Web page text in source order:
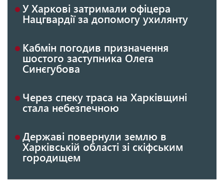
У Харкові затримали офіцера
Нацгвардії за допомогу ухилянту
Кабмін погодив призначення
шостого заступника Олега
Синєгубова
Через спеку траса на Харківщині
стала небезпечною
Державі повернули землю в
Харківській області зі скіфським
городищем